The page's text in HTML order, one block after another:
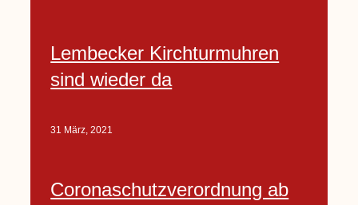
Lembecker Kirchturmuhren
sind wieder da
31 März, 2021
Coronaschutzverordnung ab